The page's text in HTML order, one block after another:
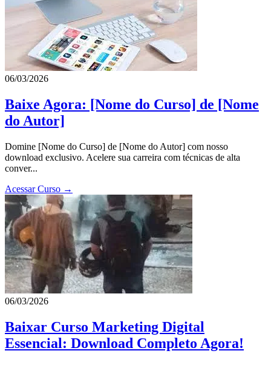
06/03/2026
Baixe Agora: [Nome do Curso] de [Nome
do Autor]
Domine [Nome do Curso] de [Nome do Autor] com nosso
download exclusivo. Acelere sua carreira com técnicas de alta
conver...
Acessar Curso →
06/03/2026
Baixar Curso Marketing Digital
Essencial: Download Completo Agora!